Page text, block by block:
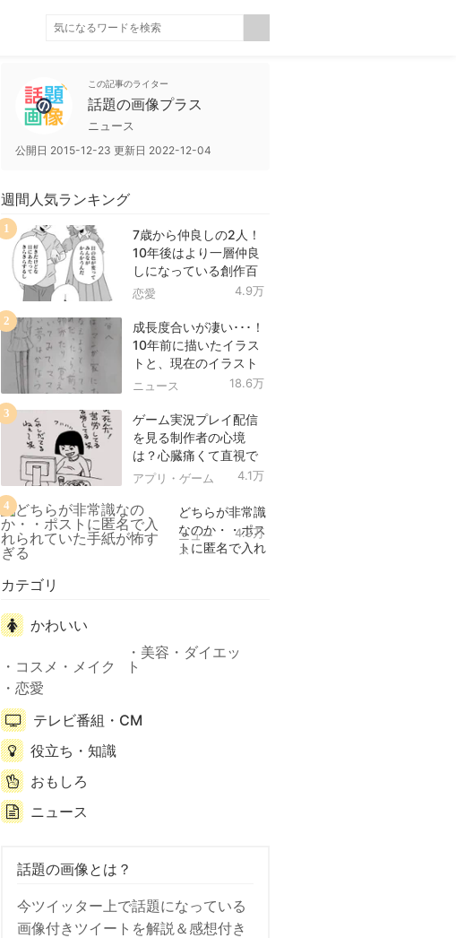
この記事のライター
話題の画像プラス
ニュース
公開日 2015-12-23 更新日 2022-12-04
週間人気ランキング
7歳から仲良しの2人！
10年後はより一層仲良
しになっている創作百
合！
恋愛 4.9万
1
成長度合いが凄い･･･！
10年前に描いたイラス
トと、現在のイラスト
を投稿したツイートが
ニュース 18.6万
2
ゲーム実況プレイ配信
を見る制作者の心境
は？心臓痛くて直視で
きなかった！
アプリ・ゲーム 4.1万
3
どちらが非常識
なのか・・ポス
トに匿名で入れ
ニュー
ス
4.9万
4
カテゴリ
かわいい
コスメ・メイク
美容・ダイエッ
ト
恋愛
テレビ番組・CM
役立ち・知識
おもしろ
ニュース
話題の画像とは？
今ツイッター上で話題になっている
画像付きツイートを解説＆感想付き